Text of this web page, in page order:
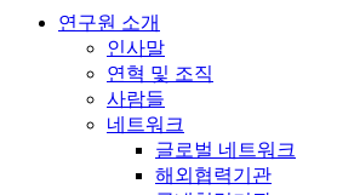
연구원 소개
인사말
연혁 및 조직
사람들
네트워크
글로벌 네트워크
해외협력기관